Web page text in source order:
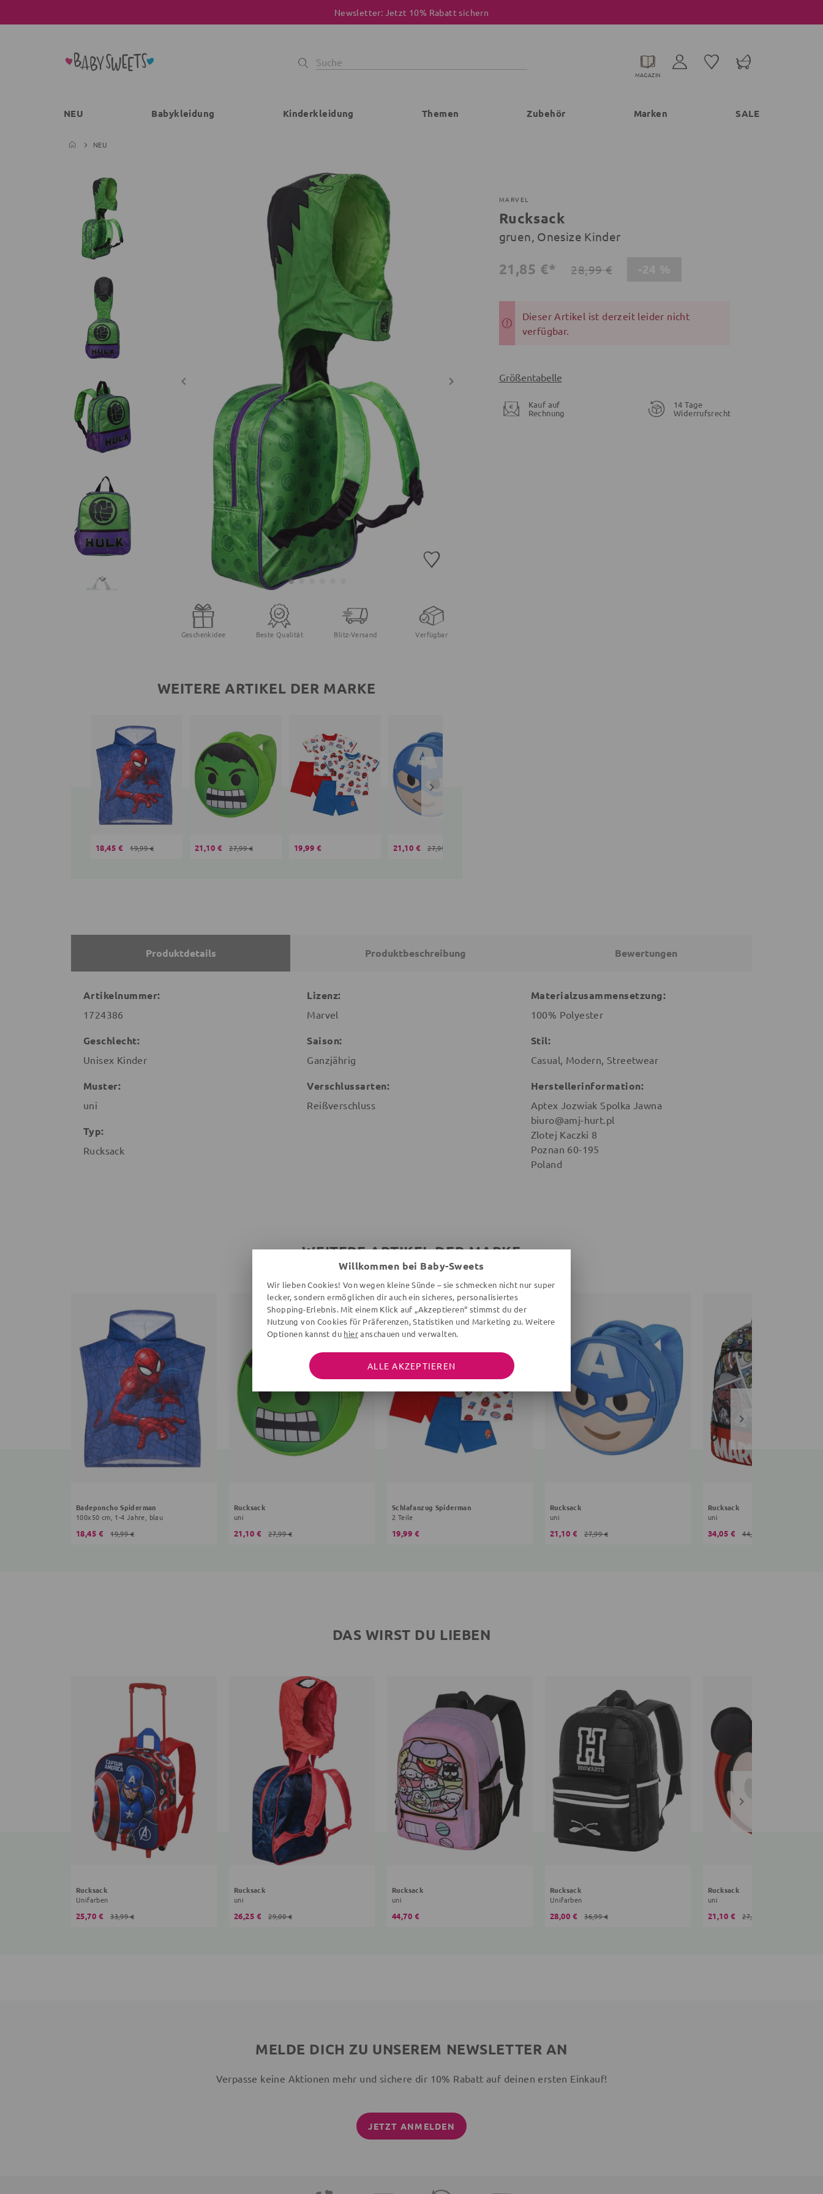
Newsletter: Jetzt 10% Rabatt sichern
MAGAZIN
NEU Babykleidung Kinderkleidung Themen Zubehör Marken SALE
NEU
Geschenkidee Beste Qualität Blitz-Versand Verfügbar
WEITERE ARTIKEL DER MARKE
18,45 € 19,99 € 21,10 € 27,99 € 19,99 € 21,10 € 27,99 €
MARVEL
Rucksack
gruen, Onesize Kinder
21,85 €* 28,99 €
Dieser Artikel ist derzeit leider nicht
verfügbar.
Größentabelle
Kauf auf
Rechnung
14 Tage
Widerrufsrecht
Produktdetails Produktbeschreibung Bewertungen
Artikelnummer:
1724386
Geschlecht:
Unisex Kinder
Muster:
uni
Typ:
Rucksack
Lizenz:
Marvel
Saison:
Ganzjährig
Verschlussarten:
Reißverschluss
Materialzusammensetzung:
100% Polyester
Stil:
Casual, Modern, Streetwear
Herstellerinformation:
Aptex Jozwiak Spolka Jawna
biuro@amj-hurt.pl
Zlotej Kaczki 8
Poznan 60-195
Poland
WEITERE ARTIKEL DER MARKE
Badeponcho Spiderman
100x50 cm, 1-4 Jahre, blau
18,45 € 19,99 €
Rucksack
uni
21,10 € 27,99 €
Schlafanzug Spiderman
2 Teile
19,99 €
Rucksack
uni
21,10 € 27,99 €
Rucksack
uni
34,05 € 44,99 €
DAS WIRST DU LIEBEN
Rucksack
Unifarben
25,70 € 33,99 €
Rucksack
uni
26,25 € 29,00 €
Rucksack
uni
44,70 €
Rucksack
Unifarben
28,00 € 36,99 €
Rucksack
uni
21,10 € 27,99 €
MELDE DICH ZU UNSEREM NEWSLETTER AN
Verpasse keine Aktionen mehr und sichere dir 10% Rabatt auf deinen ersten Einkauf!
JETZT ANMELDEN
Willkommen bei Baby-Sweets
Wir lieben Cookies! Von wegen kleine Sünde – sie schmecken nicht nur super
lecker, sondern ermöglichen dir auch ein sicheres, personalisiertes
Shopping-Erlebnis. Mit einem Klick auf „Akzeptieren“ stimmst du der
Nutzung von Cookies für Präferenzen, Statistiken und Marketing zu. Weitere
Optionen kannst du hieranschauen und verwalten.
ALLE AKZEPTIEREN